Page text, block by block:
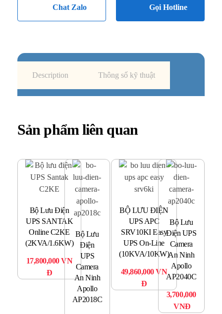
Chat Zalo Gọi Hotline
Description Thông số kỹ thuật
Sản phẩm liên quan
Bộ Lưu Điện
UPS SANTAK
Online C2KE
(2KVA/1.6KW)
17,800,000VN
Đ
Bộ Lưu
Điện
UPS
Camera
An Ninh
Apollo
AP2018C
BỘ LƯU ĐIỆN
UPS APC
SRV10KI Easy
UPS On-Line
(10KVA/10KW)
49,860,000VN
Đ
Bộ Lưu
Điện UPS
Camera
An Ninh
Apollo
AP2040C
3,700,000
VNĐ